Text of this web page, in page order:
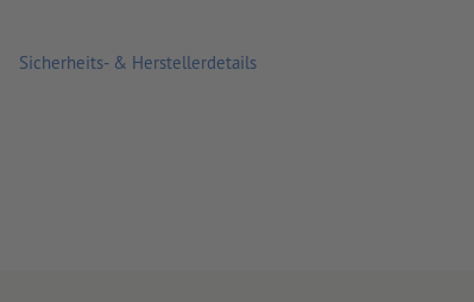
Sicherheits- & Herstellerdetails